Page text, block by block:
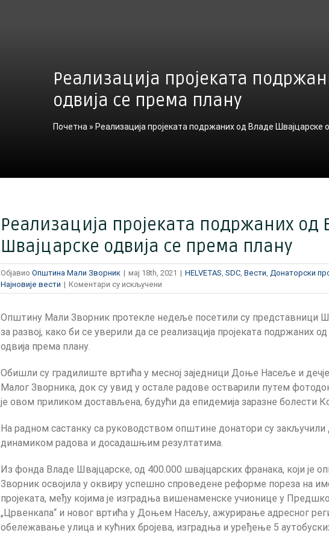
Реализација пројеката
одвија се према плану
Почетна » Реализација пројеката подржаних од Владе Швајцарске
Реализација пројеката подржаних од
Швајцарске одвија се према плану
Објавио Општина Мали Зворник | мај 18th, 2021 | HELVETAS, SDC, Вести, Донаторски
Најновије вести | Коментари су искључени
Реализација
подржаних
од
се
према
плану
Општину Мали Зворник протекле недеље посетили су представници
за развој, како би се уверили да се реализација пројеката подржаних
одвија према плану.
Обишли су градилиште вртића у месној заједници Доње Насеље и
Малог Зворника, док су увид у остале радове остварили путем
је овом приликом достављена, будући да епидемија заразне болести
На радном састанку са руководством општине донатори су
динамиком радова и досадашњим резултатима.
Из фонда Владе Швајцарске, од 400.000 швајцарских франака, који је
Зворник освојила у оквиру успешно спроведене реформе пореза на
пројеката, међу којима је изградња вишенаменске учионице у
„Црвенкапа“ и новог вртића у Доњем Насељу, ажурирање адресног
обележавање улица и кућних бројева, изградња и уређење 5